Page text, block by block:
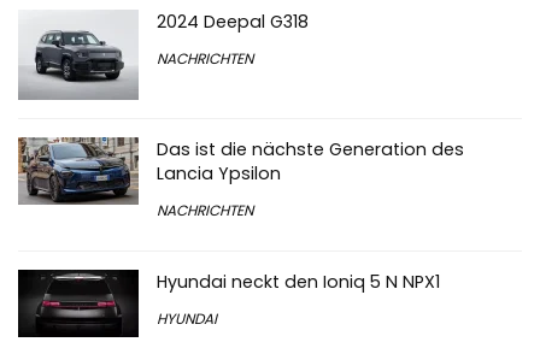
2024 Deepal G318
NACHRICHTEN
Das ist die nächste Generation des
Lancia Ypsilon
NACHRICHTEN
Hyundai neckt den Ioniq 5 N NPX1
HYUNDAI